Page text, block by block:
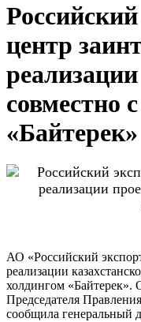
центр
совместно
«Байтерек»
АО «Российский
реализации
холдингом «Байтерек».
Председателя
сообщила